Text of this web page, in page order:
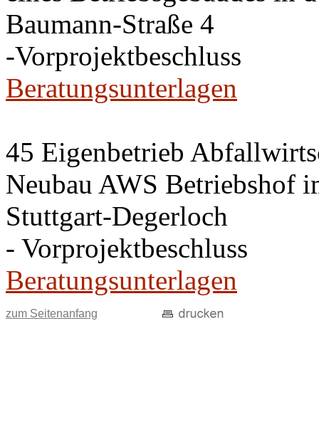
Baumann-Straße 4
-Vorprojektbeschluss
Beratungsunterlagen
45 Eigenbetrieb
Neubau AWS Betriebshof
Stuttgart-Degerloch
- Vorprojektbeschluss
Beratungsunterlagen
zum Seitenanfang